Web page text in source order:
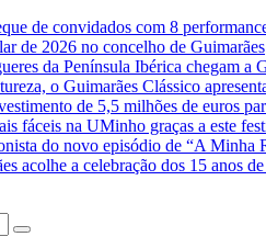
de convidados com 8
de 2026 no concelho de Guimarães
da Península Ibérica chegam a
o Guimarães Clássico
de 5,5 milhões de euros
fáceis na UMinho graças a este
do novo episódio de “A Minha
acolhe a celebração dos 15 anos